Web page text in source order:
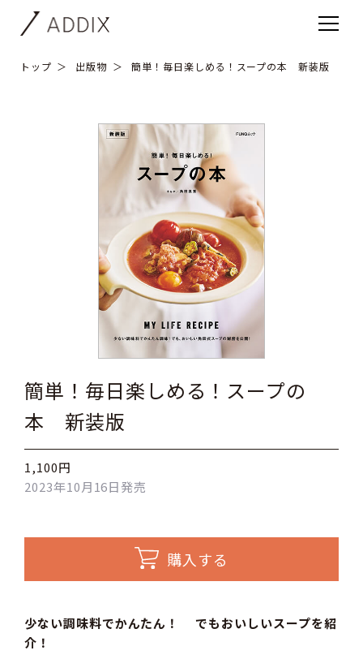
トップ 出版物 簡単！毎日楽しめる！スープの本 新装版
簡単！毎日楽しめる！スープの
本 新装版
1,100円
2023年10月16日発売
購入する
少ない調味料でかんたん！ でもおいしいスープを紹
介！